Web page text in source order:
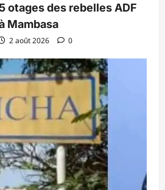
otages des rebelles ADF
Mambasa
2 août 2026 0